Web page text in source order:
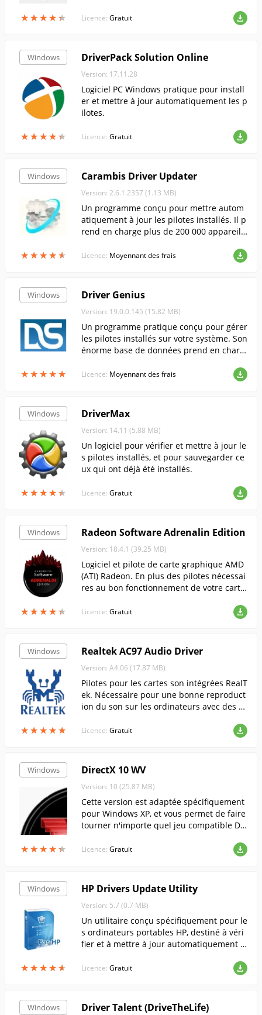
★★★★★
★★★★★ Licence: Gratuit
Windows
★★★★★
★★★★★
DriverPack Solution Online
Version: 17.11.28
Logiciel PC Windows pratique pour install
er et mettre à jour automatiquement les p
ilotes.
Licence: Gratuit
Windows
★★★★★
★★★★★
Carambis Driver Updater
Version: 2.6.1.2357 (1.13 MB)
Un programme conçu pour mettre autom
atiquement à jour les pilotes installés. Il p
rend en charge plus de 200 000 appareils
Licence: Moyennant des frais
Windows
★★★★★
★★★★★
Driver Genius
Version: 19.0.0.145 (15.82 MB)
Un programme pratique conçu pour gérer
les pilotes installés sur votre système. Son
énorme base de données prend en charg
Licence: Moyennant des frais
Windows
★★★★★
★★★★★
DriverMax
Version: 14.11 (5.88 MB)
Un logiciel pour vérifier et mettre à jour le
s pilotes installés, et pour sauvegarder ce
ux qui ont déjà été installés.
Licence: Gratuit
Windows
★★★★★
★★★★★
Radeon Software Adrenalin Edition
Version: 18.4.1 (39.25 MB)
Logiciel et pilote de carte graphique AMD
(ATI) Radeon. En plus des pilotes nécessai
res au bon fonctionnement de votre carte
l du fabricant de la carte graphique.
Licence: Gratuit
Windows
★★★★★
★★★★★
Realtek AC97 Audio Driver
Version: А4.06 (17.87 MB)
Pilotes pour les cartes son intégrées RealT
ek. Nécessaire pour une bonne reproduct
ion du son sur les ordinateurs avec des ca
Licence: Gratuit
Windows
★★★★★
★★★★★
DirectX 10 WV
Version: 10 (25.87 MB)
Cette version est adaptée spécifiquement
pour Windows XP, et vous permet de faire
tourner n'importe quel jeu compatible DX
Licence: Gratuit
Windows
★★★★★
★★★★★
HP Drivers Update Utility
Version: 5.7 (0.7 MB)
Un utilitaire conçu spécifiquement pour le
s ordinateurs portables HP, destiné à véri
fier et à mettre à jour automatiquement le
Licence: Gratuit
Windows Driver Talent (DriveTheLife)